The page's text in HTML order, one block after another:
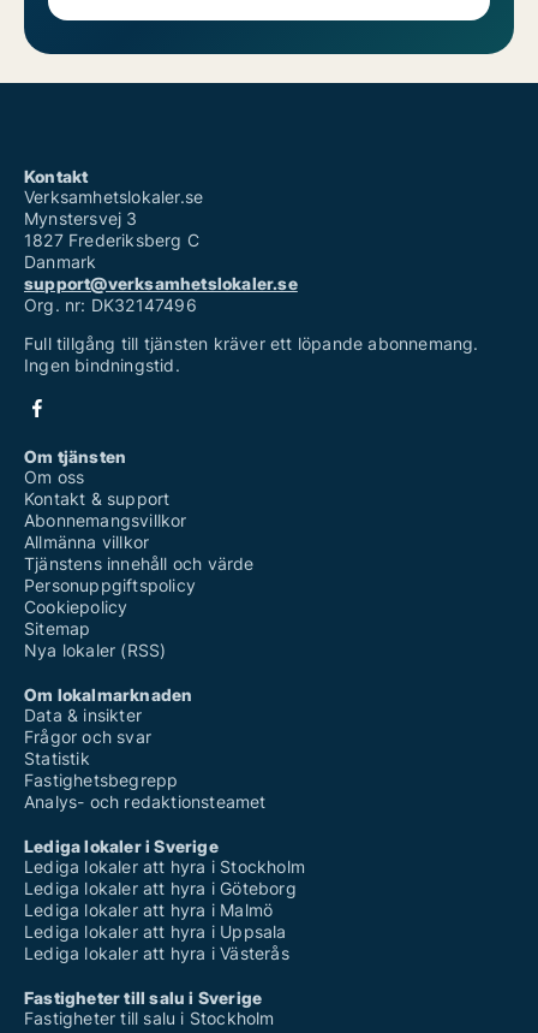
Kontakt
Verksamhetslokaler.se
Mynstersvej 3
1827 Frederiksberg C
Danmark
support@verksamhetslokaler.se
Org. nr: DK32147496
Full tillgång till tjänsten kräver ett löpande abonnemang.
Ingen bindningstid.
Om tjänsten
Om oss
Kontakt & support
Abonnemangsvillkor
Allmänna villkor
Tjänstens innehåll och värde
Personuppgiftspolicy
Cookiepolicy
Sitemap
Nya lokaler (RSS)
Om lokalmarknaden
Data & insikter
Frågor och svar
Statistik
Fastighetsbegrepp
Analys- och redaktionsteamet
Lediga lokaler i Sverige
Lediga lokaler att hyra i Stockholm
Lediga lokaler att hyra i Göteborg
Lediga lokaler att hyra i Malmö
Lediga lokaler att hyra i Uppsala
Lediga lokaler att hyra i Västerås
Fastigheter till salu i Sverige
Fastigheter till salu i Stockholm